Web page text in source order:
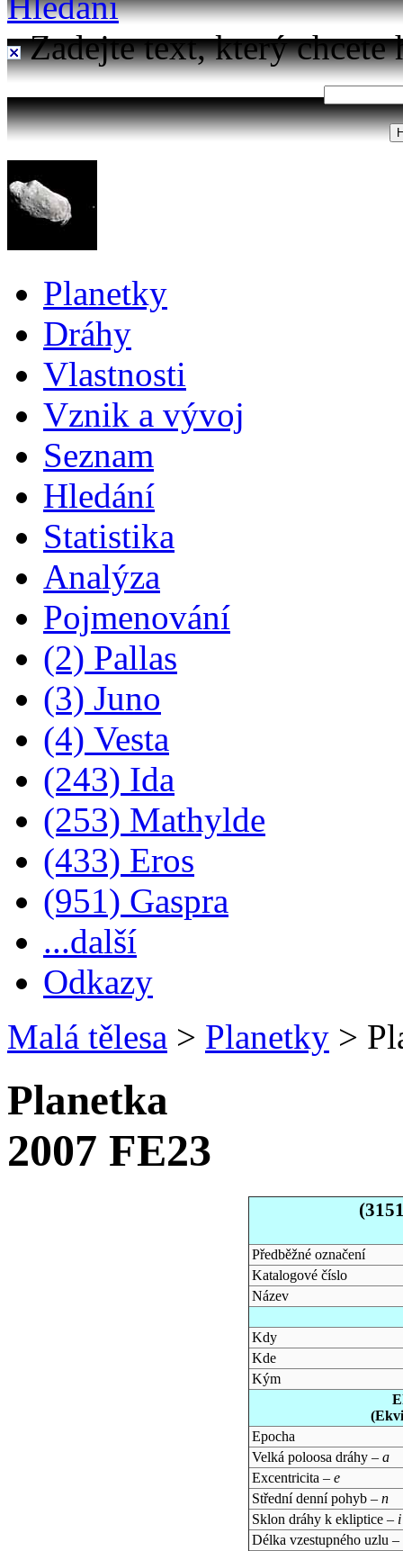
Zadejte text, který chcete
Planetky
Dráhy
Vlastnosti
Vznik a vývoj
Seznam
Hledání
Statistika
Analýza
Pojmenování
(2) Pallas
(3) Juno
(4) Vesta
(243) Ida
(253) Mathylde
(433) Eros
(951) Gaspra
...další
Odkazy
Malá tělesa > Planetky >
Planetka
2007 FE23
Předběžné označení
Katalogové číslo
Název
Kdy
Kde
Kým
Epocha
Velká poloosa dráhy – a
Excentricita – e
Střední denní pohyb – n
Sklon dráhy k ekliptice – i
Délka vzestupného uzlu –